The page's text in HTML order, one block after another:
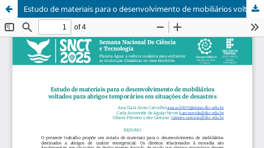
Estudo de materiais para o desenvolvimento de mobiliários voltados para abrigos temporários em situações de desastres